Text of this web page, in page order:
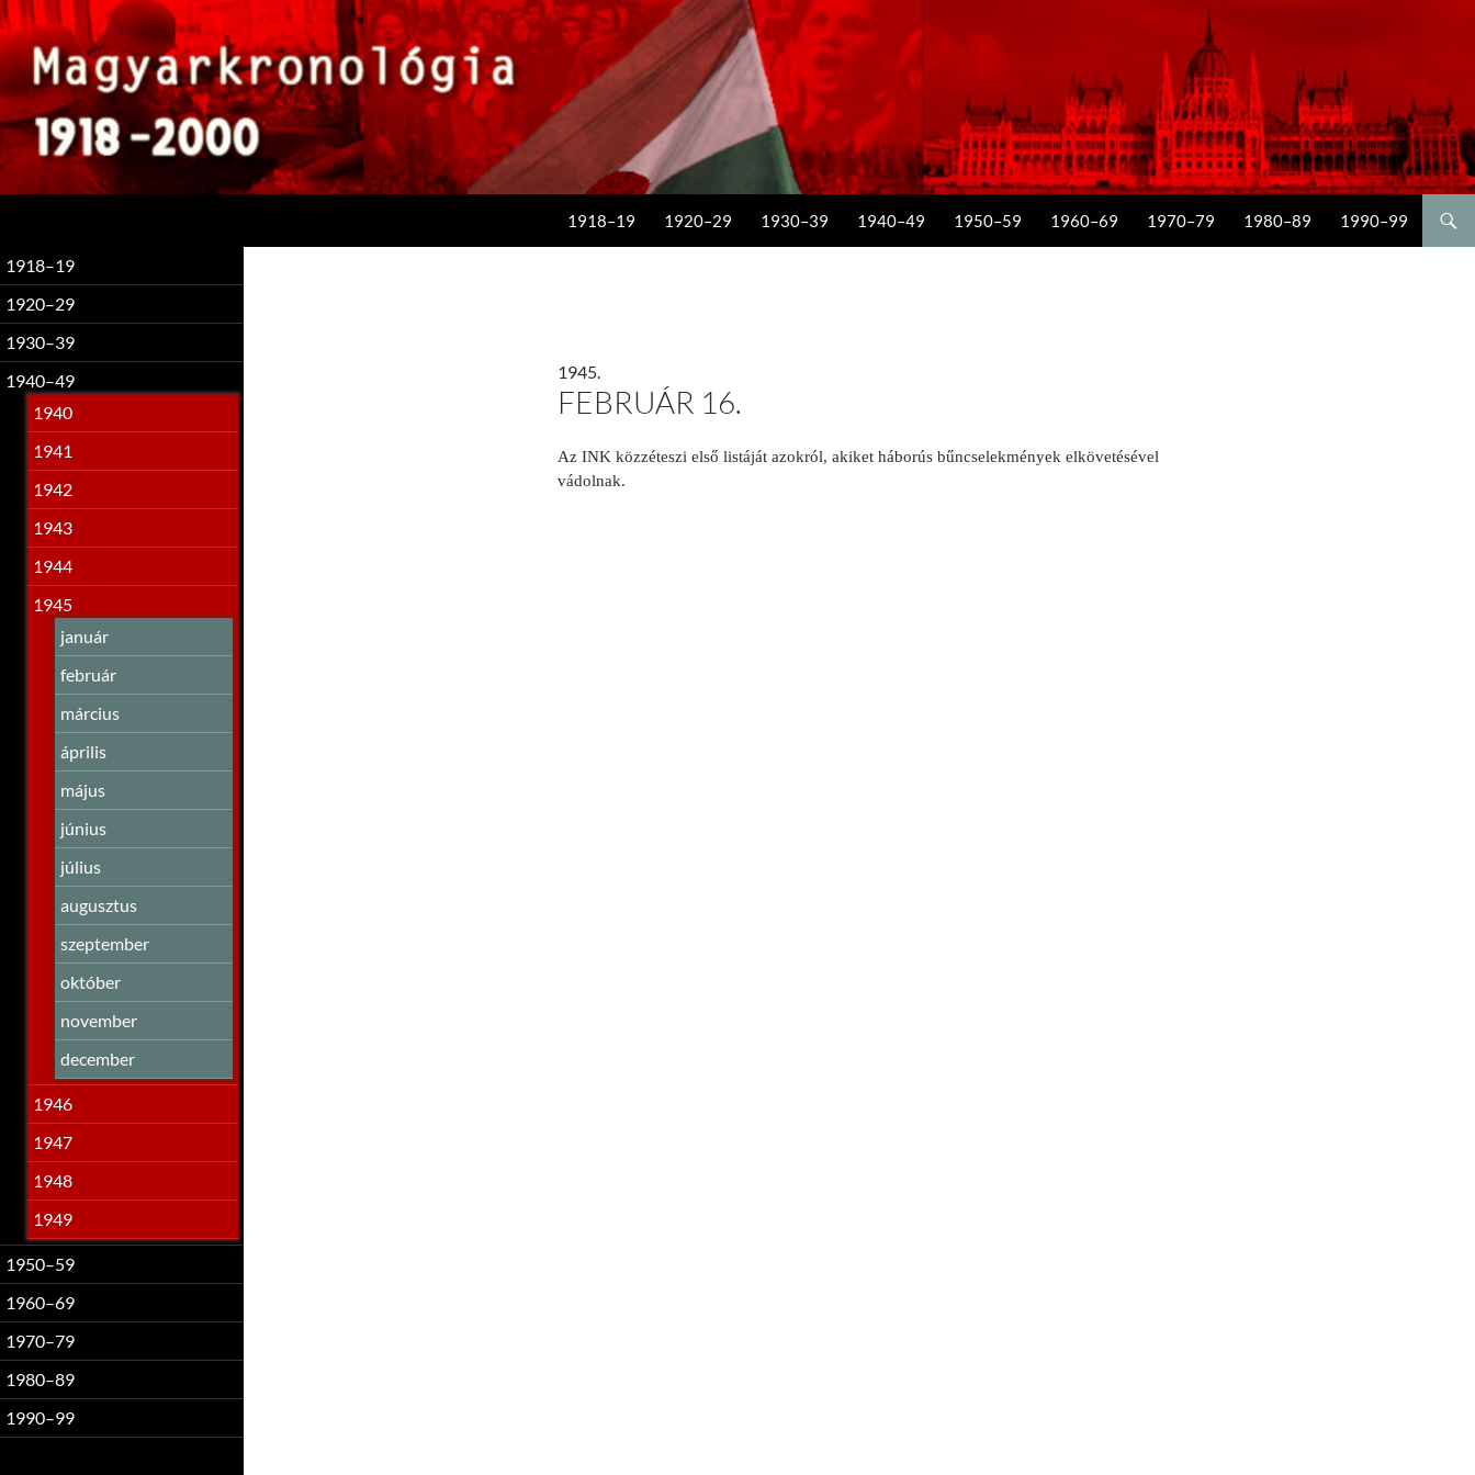
1918–19 1920–29 1930–39 1940–49 1950–59 1960–69 1970–79 1980–89 1990–99
1945.
FEBRUÁR 16.
Az INK közzéteszi első listáját azokról, akiket háborús bűncselekmények elkövetésével
vádolnak.
1918–19
1920–29
1930–39
1940–49
1940
1941
1942
1943
1944
1945
január
február
március
április
május
június
július
augusztus
szeptember
október
november
december
1946
1947
1948
1949
1950–59
1960–69
1970–79
1980–89
1990–99